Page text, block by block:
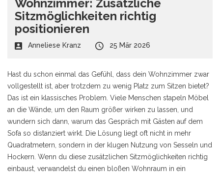
Wohnzimmer: Zusätzliche
Sitzmöglichkeiten richtig
positionieren
Anneliese Kranz 25 Mär 2026
Hast du schon einmal das Gefühl, dass dein Wohnzimmer zwar
vollgestellt ist, aber trotzdem zu wenig Platz zum Sitzen bietet?
Das ist ein klassisches Problem. Viele Menschen stapeln Möbel
an die Wände, um den Raum größer wirken zu lassen, und
wundern sich dann, warum das Gespräch mit Gästen auf dem
Sofa so distanziert wirkt. Die Lösung liegt oft nicht in mehr
Quadratmetern, sondern in der klugen Nutzung von Sesseln und
Hockern. Wenn du diese zusätzlichen Sitzmöglichkeiten richtig
einbaust, verwandelst du einen bloßen Wohnraum in ein